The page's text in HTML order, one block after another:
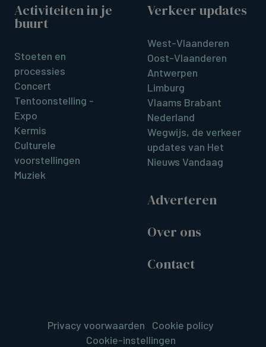
Activiteiten in je
buurt
Stoeten en
processies
Concert
Tentoonstelling -
Expo
Kermis
Culturele
voorstellingen
Muziek
Verkeer updates
West-Vlaanderen
Oost-Vlaanderen
Antwerpen
Limburg
Vlaams Brabant
Nederland
Wegwijs, de verkeer
updates van Het
Nieuws Vandaag
Adverteren
Over ons
Contact
Privacy voorwaarden
Cookie policy
Cookie-instellingen